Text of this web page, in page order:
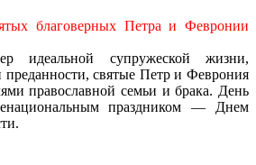
благоверных Петра и Февронии
идеальной супружеской жизни,
святые Петр и Феврония
православной семьи и брака. День
праздником — Днем